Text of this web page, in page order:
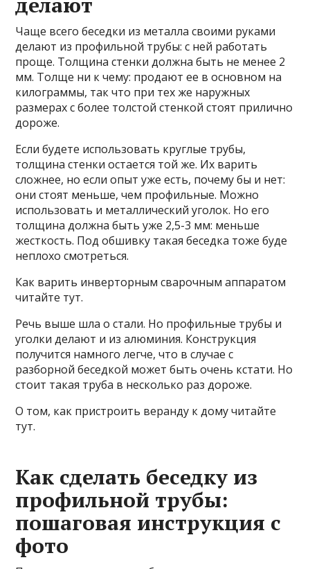
Чаще всего беседки из металла своими руками
делают из профильной трубы: с ней работать
проще. Толщина стенки должна быть не менее 2
мм. Толще ни к чему: продают ее в основном на
килограммы, так что при тех же наружных
размерах с более толстой стенкой стоят прилично
дороже.
Если будете использовать круглые трубы,
толщина стенки остается той же. Их варить
сложнее, но если опыт уже есть, почему бы и нет:
они стоят меньше, чем профильные. Можно
использовать и металлический уголок. Но его
толщина должна быть уже 2,5-3 мм: меньше
жесткость. Под обшивку такая беседка тоже буде
неплохо смотреться.
Как варить инверторным сварочным аппаратом
читайте тут.
Речь выше шла о стали. Но профильные трубы и
уголки делают и из алюминия. Конструкция
получится намного легче, что в случае с
разборной беседкой может быть очень кстати. Но
стоит такая труба в несколько раз дороже.
О том, как пристроить веранду к дому читайте
тут.
Как сделать беседку из
профильной трубы:
пошаговая инструкция с
фото